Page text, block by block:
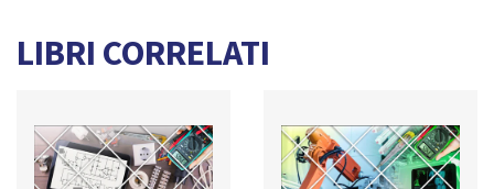
LIBRI CORRELATI